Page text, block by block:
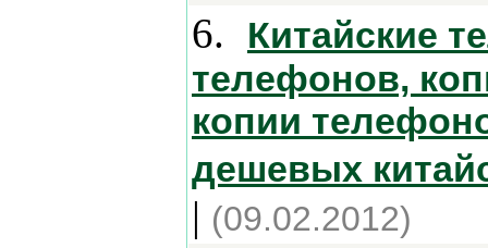
6.
Китайские
телефонов,
копии
дешевых
| (09.02.2012)